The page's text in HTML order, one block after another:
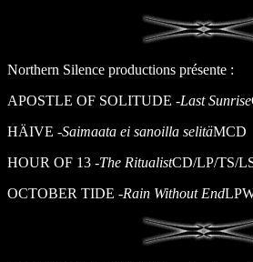
Northern Silence productions présente :
APOSTLE OF SOLITUDE -Last Sunrise
HÄIVE -Saimaata ei sanoilla selitäMCD
HOUR OF 13 -The RitualistCD/LP/TS/
OCTOBER TIDE -Rain Without End